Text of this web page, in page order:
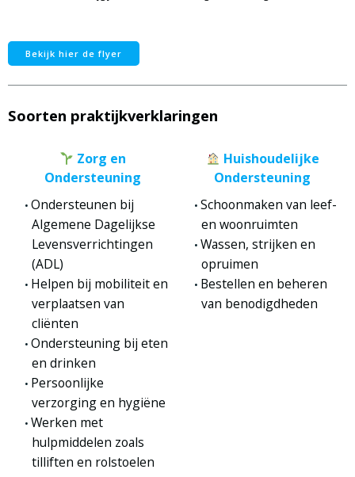
Bekijk hier de flyer
Soorten praktijkverklaringen
Zorg en
Ondersteuning
Ondersteunen bij
Algemene Dagelijkse
Levensverrichtingen
(ADL)
Helpen bij mobiliteit en
verplaatsen van
cliënten
Ondersteuning bij eten
en drinken
Persoonlijke
verzorging en hygiëne
Werken met
hulpmiddelen zoals
tilliften en rolstoelen
Huishoudelijke
Ondersteuning
Schoonmaken van leef-
en woonruimten
Wassen, strijken en
opruimen
Bestellen en beheren
van benodigdheden